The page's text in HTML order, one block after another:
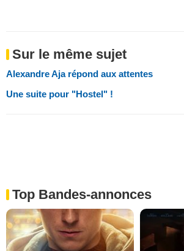
Sur le même sujet
Alexandre Aja répond aux attentes
Une suite pour "Hostel" !
Top Bandes-annonces